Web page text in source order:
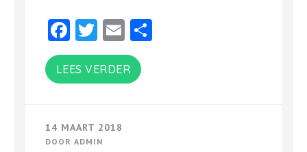
Facebook
Twitter
Email
LEES VERDER
14 MAART 2018
DOOR ADMIN